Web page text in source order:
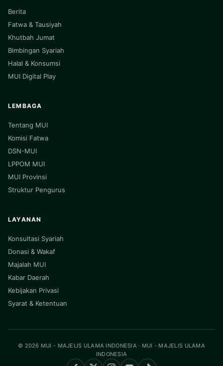
Berita
Fatwa & Tausiyah
Khutbah Jumat
Bimbingan Syariah
Halal & Konsumsi
MUI Digital Play
LEMBAGA
Tentang MUI
Komisi Fatwa
DSN-MUI
LPPOM MUI
MUI Provinsi
Struktur Pengurus
LAYANAN
Konsultasi Syariah
Donasi & Wakaf
Majalah MUI
Kabar Daerah
Kebijakan Privasi
Syarat & Ketentuan
© 2026 MUI - MAJELIS ULAMA INDONESIA · MUI - MAJELIS ULAMA
INDONESIA